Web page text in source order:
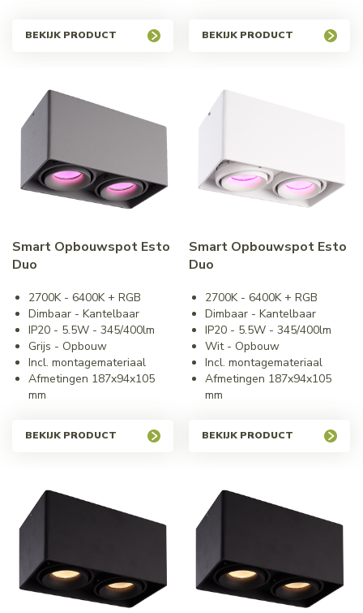
BEKIJK PRODUCT BEKIJK PRODUCT
Smart Opbouwspot Esto
Duo
2700K - 6400K + RGB
Dimbaar - Kantelbaar
IP20 - 5.5W - 345/400lm
Grijs - Opbouw
Incl. montagemateriaal
Afmetingen 187x94x105
mm
BEKIJK PRODUCT
Smart Opbouwspot Esto
Duo
2700K - 6400K + RGB
Dimbaar - Kantelbaar
IP20 - 5.5W - 345/400lm
Wit - Opbouw
Incl. montagemateriaal
Afmetingen 187x94x105
mm
BEKIJK PRODUCT